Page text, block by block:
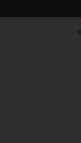
to